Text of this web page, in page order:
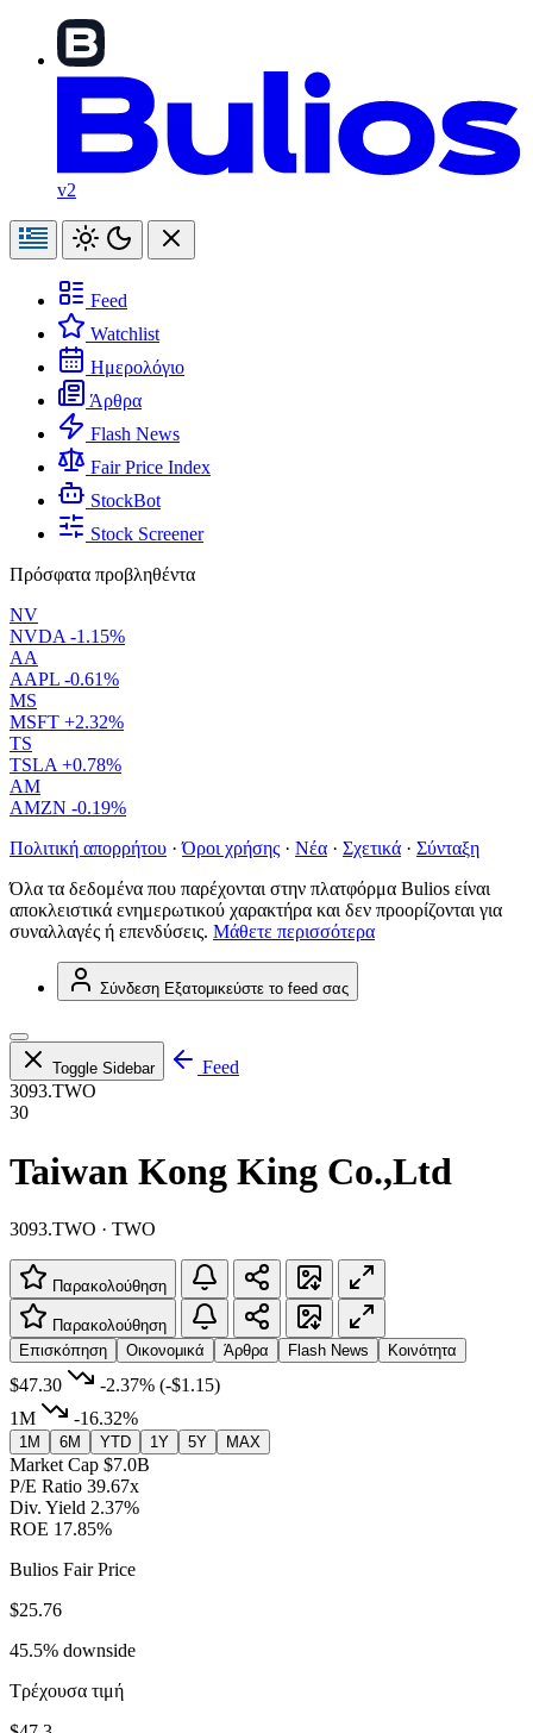
v2
Feed
Watchlist
Ημερολόγιο
Άρθρα
Flash News
Fair Price Index
StockBot
Stock Screener
Πρόσφατα προβληθέντα
NV
NVDA -1.15%
AA
AAPL -0.61%
MS
MSFT +2.32%
TS
TSLA +0.78%
AM
AMZN -0.19%
Πολιτική απορρήτου · Όροι χρήσης · Νέα · Σχετικά · Σύνταξη
Όλα τα δεδομένα που παρέχονται στην πλατφόρμα Bulios είναι
αποκλειστικά ενημερωτικού χαρακτήρα και δεν προορίζονται για
συναλλαγές ή επενδύσεις. Μάθετε περισσότερα
Σύνδεση Εξατομικεύστε το feed σας
Toggle Sidebar
Feed
3093.TWO
30
Taiwan Kong King Co.,Ltd
3093.TWO · TWO
Παρακολούθηση
Παρακολούθηση
Επισκόπηση
Οικονομικά Άρθρα Flash News Κοινότητα
$47.30 -2.37% (-$1.15)
1M
-16.32%
1M 6M YTD 1Y 5Y MAX
Market Cap $7.0B
P/E Ratio 39.67x
Div. Yield 2.37%
ROE 17.85%
Bulios Fair Price
$25.76
45.5% downside
Τρέχουσα τιμή